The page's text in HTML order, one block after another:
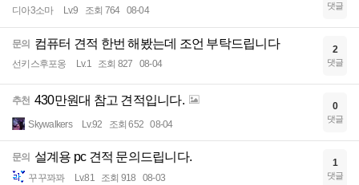
디아3소마 Lv.9 조회 764 08-04 댓글
문의 컴퓨터 견적 한번 해봤는데 조언 부탁드립니다
선키스후포옹 Lv.1 조회 827 08-04
2
댓글
추천 430만원대 참고 견적입니다.
Skywalkers Lv.92 조회 652 08-04
0
댓글
문의 설계용 pc 견적 문의드립니다.
꾸꾸꽈꽈 Lv.81 조회 918 08-03
1
댓글